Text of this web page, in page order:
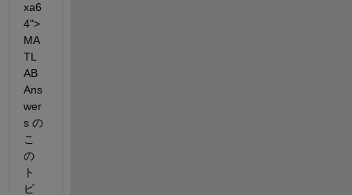
xa6
4">
MA
TL
AB
Ans
wer
s の
こ
の
ト
ピ